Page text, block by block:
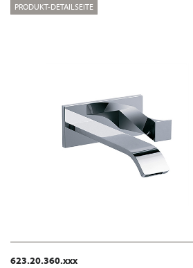
PRODUKT-DETAILSEITE
623.20.360.xxx